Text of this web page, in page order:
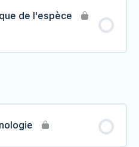
d'une population
de l'espèce